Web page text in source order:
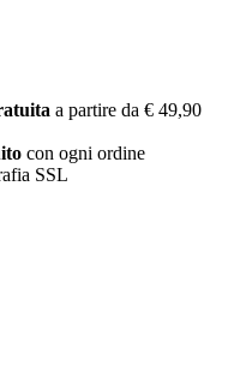
a partire da € 49,90
con ogni ordine
SSL